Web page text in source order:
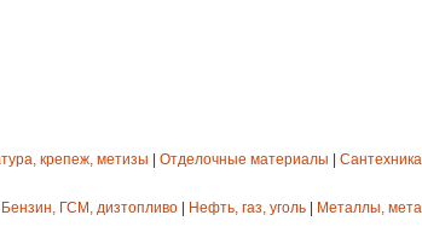
крепеж, метизы Отделочные материалы
Бензин, ГСМ, дизтопливо Нефть, газ, уголь Металлы,